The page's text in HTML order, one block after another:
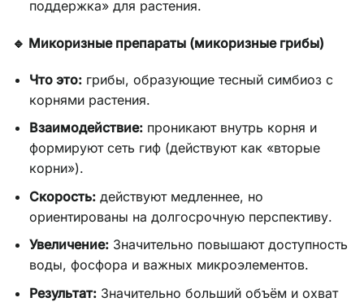
поддержка» для растения.
🔹 Микоризные препараты (микоризные грибы)
Что это:грибы, образующие тесный симбиоз с
корнями растения.
Взаимодействие:проникают внутрь корня и
формируют сеть гиф (действуют как «вторые
корни»).
Скорость:действуют медленнее, но
ориентированы на долгосрочную перспективу.
Увеличение:Значительно повышают доступность
воды, фосфора и важных микроэлементов.
Результат:Значительно больший объём и охват